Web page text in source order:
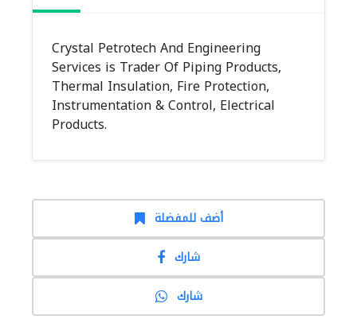
Crystal Petrotech And Engineering
Services is Trader Of Piping Products,
Thermal Insulation, Fire Protection,
Instrumentation & Control, Electrical
Products.
أضف للمفضلة
شارك
شارك